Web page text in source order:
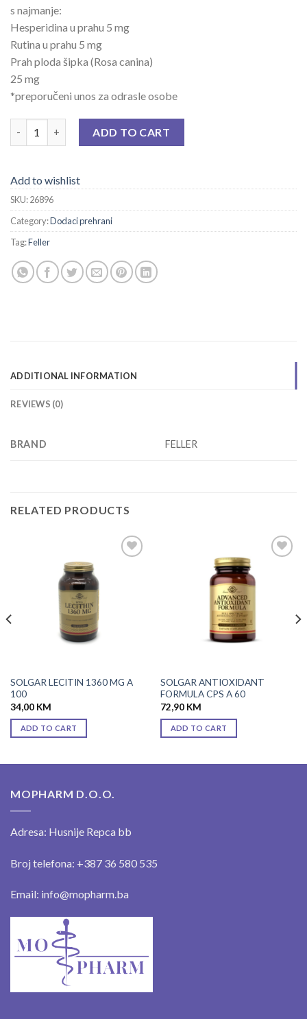
s najmanje:
Hesperidina u prahu 5 mg
Rutina u prahu 5 mg
Prah ploda šipka (Rosa canina)
25 mg
*preporučeni unos za odrasle osobe
ADD TO CART
Add to wishlist
SKU:26896
Category:Dodaci prehrani
Tag:Feller
ADDITIONAL INFORMATION
REVIEWS (0)
BRAND FELLER
RELATED PRODUCTS
SOLGAR LECITIN 1360 MG A
100
34,00 KM
ADD TO CART
SOLGAR ANTIOXIDANT
FORMULA CPS A 60
72,90 KM
ADD TO CART
MOPHARM D.O.O.
Adresa: Husnije Repca bb
Broj telefona: +387 36 580 535
Email: info@mopharm.ba